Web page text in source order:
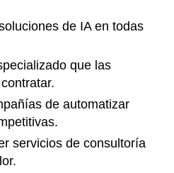
de IA en todas
que las
de automatizar
servicios de consultoría